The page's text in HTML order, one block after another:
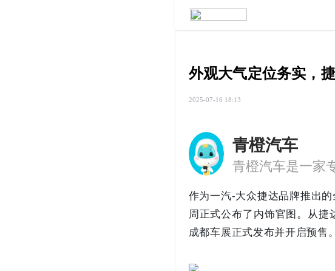
外观大气定位务实，
2025-07-16 18:13
青橙汽车
作为一汽-大众捷达品牌推出
周正式公布了内饰官图。从
成都车展正式发布并开启预售。